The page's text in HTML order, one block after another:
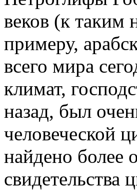
веков (к таким
примеру,
всего мира
климат,
назад, был
человеческой
найдено более
свидетельства